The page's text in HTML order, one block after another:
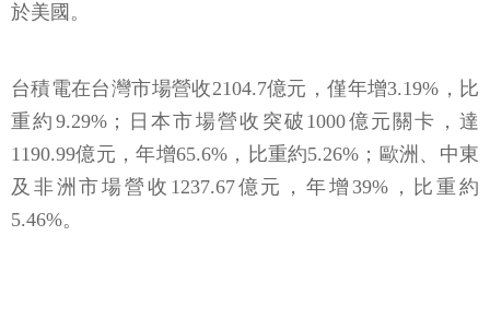
於美國。
台積電在台灣市場營收2104.7億元，僅年增3.19%，比
重約9.29%；日本市場營收突破1000億元關卡，達
1190.99億元，年增65.6%，比重約5.26%；歐洲、中東
及非洲市場營收1237.67億元，年增39%，比重約
5.46%。